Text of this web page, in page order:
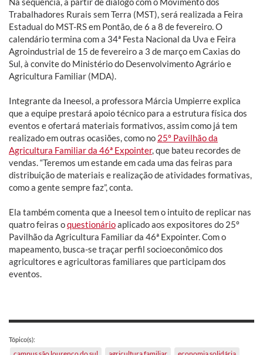
Trabalhadores Rurais sem Terra (MST), será realizada a Feira
Estadual do MST-RS em Pontão, de 6 a 8 de fevereiro. O
calendário termina com a 34ª Festa Nacional da Uva e Feira
Agroindustrial de 15 de fevereiro a 3 de março em Caxias do
Sul, à convite do Ministério do Desenvolvimento Agrário e
Agricultura Familiar (MDA).
Integrante da Ineesol, a professora Márcia Umpierre explica
que a equipe prestará apoio técnico para a estrutura física dos
eventos e ofertará materiais formativos, assim como já tem
realizado em outras ocasiões, como no 25º Pavilhão da
Agricultura Familiar da 46ª Expointer, que bateu recordes de
vendas. “Teremos um estande em cada uma das feiras para
distribuição de materiais e realização de atividades formativas,
como a gente sempre faz”, conta.
Ela também comenta que a Ineesol tem o intuito de replicar nas
quatro feiras oquestionárioaplicado aos expositores do 25º
Pavilhão da Agricultura Familiar da 46ª Expointer. Com o
mapeamento, busca-se traçar perfil socioeconômico dos
agricultores e agricultoras familiares que participam dos
eventos.
Tópico(s):